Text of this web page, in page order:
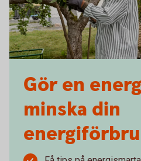
Gör en
minska din